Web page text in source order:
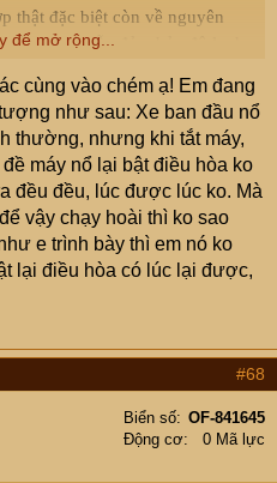
thật đặc biệt còn về nguyên
ga và vẫn đảm bảo độ lạnh
tương đối ổn. Vấn đề còn lại ở
/ Dàn ngưng ( dàn nóng ) /
chuyển ga lạnh lưu thông
ga lạnh được bơm từ lốc phụ
tình trạng kỹ thuật của lốc.
bởi động cơ xe nên lưu
vào tốc độ quay của động cơ:
ga được bơm sẽ thấp, quay
hợp, khi phần hơi của lốc
cấp đủ ga lạnh cho hệ thống
biệt là khi động cơ xe quay với
chậm hoặc dừng ).
để mở rộng...
cùng vào chém ạ! Em đang
như sau: Xe ban đầu nổ
thường, nhưng khi tắt máy,
máy nổ lại bật điều hòa ko
đều đều, lúc được lúc ko. Mà
vậy chạy hoài thì ko sao
e trình bày thì em nó ko
lại điều hòa có lúc lại được,
#68
Biển số
OF-841645
Động cơ
0 Mã lực